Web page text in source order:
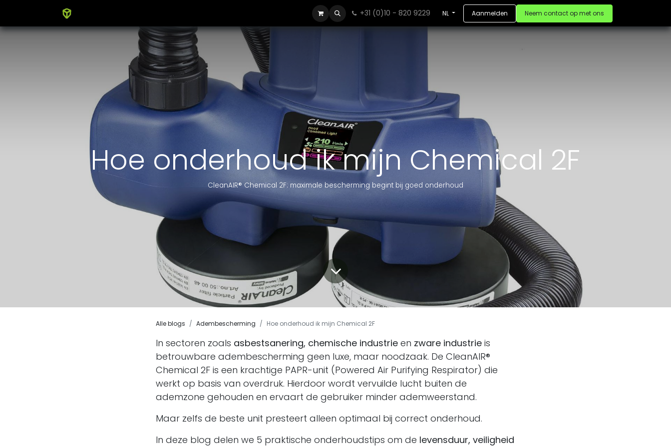
+31 (0)10 - 820 9229 NL Aanmelden Neem contact op met ons
Hoe onderhoud ik mijn Chemical 2F
CleanAIR® Chemical 2F: maximale bescherming begint bij goed onderhoud
Alle blogs Adembescherming Hoe onderhoud ik mijn Chemical 2F
In sectoren zoals asbestsanering, chemische industrie en zware industrie is
betrouwbare adembescherming geen luxe, maar noodzaak. De CleanAIR®
Chemical 2F is een krachtige PAPR-unit (Powered Air Purifying Respirator) die
werkt op basis van overdruk. Hierdoor wordt vervuilde lucht buiten de
ademzone gehouden en ervaart de gebruiker minder ademweerstand.
Maar zelfs de beste unit presteert alleen optimaal bij correct onderhoud.
In deze blog delen we 5 praktische onderhoudstips om de levensduur, veiligheid